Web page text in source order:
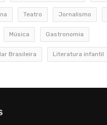
Teatro Jornalismo
Música Gastronomia
Brasileira Literatura infantil